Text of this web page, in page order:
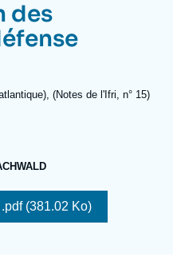
des
(Notes de l'Ifri, n° 15)
.pdf (381.02 Ko)